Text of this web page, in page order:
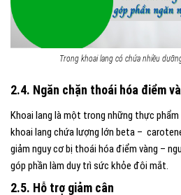
Trong khoai lang có chứa nhiều
2.4. Ngăn chặn thoái hóa điểm
Khoai lang là một trong những thực
khoai lang chứa lượng lớn beta –
giảm nguy cơ bị thoái hóa điểm vàng –
góp phần làm duy trì sức khỏe đôi mắt.
2.5. Hỗ trợ giảm cân